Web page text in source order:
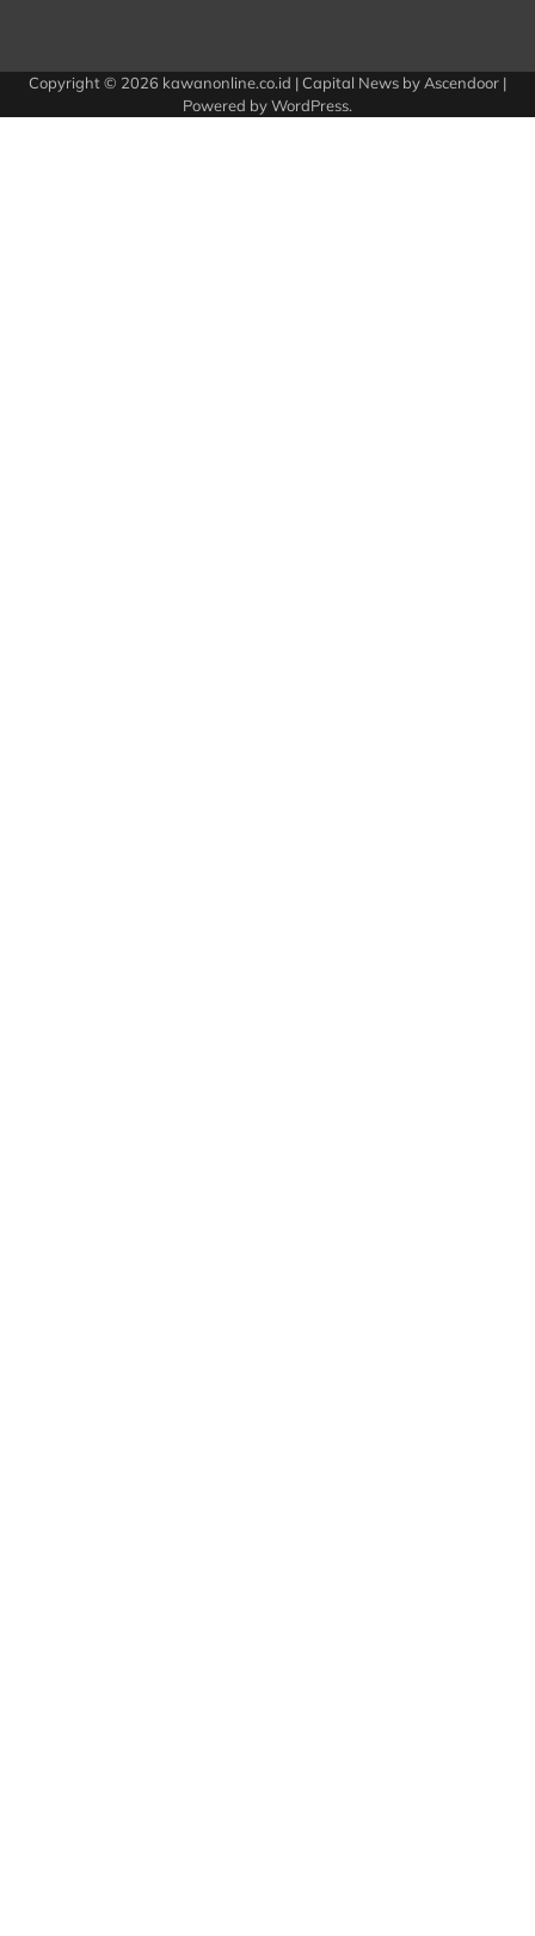
Copyright © 2026 kawanonline.co.id | Capital News by Ascendoor |
Powered byWordPress.